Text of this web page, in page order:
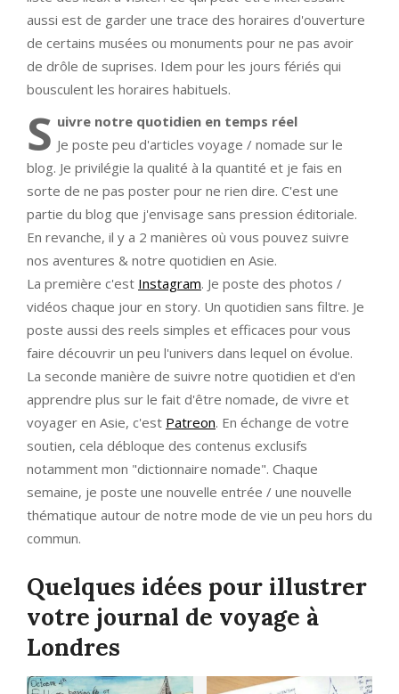
aussi est de garder une trace des horaires d'ouverture
de certains musées ou monuments pour ne pas avoir
de drôle de suprises. Idem pour les jours fériés qui
bousculent les horaires habituels.
S uivre notre quotidien en temps réel
Je poste peu d'articles voyage / nomade sur le
blog. Je privilégie la qualité à la quantité et je fais en
sorte de ne pas poster pour ne rien dire. C'est une
partie du blog que j'envisage sans pression éditoriale.
En revanche, il y a 2 manières où vous pouvez suivre
nos aventures & notre quotidien en Asie.
La première c'est Instagram. Je poste des photos /
vidéos chaque jour en story. Un quotidien sans filtre. Je
poste aussi des reels simples et efficaces pour vous
faire découvrir un peu l'univers dans lequel on évolue.
La seconde manière de suivre notre quotidien et d'en
apprendre plus sur le fait d'être nomade, de vivre et
voyager en Asie, c'est Patreon. En échange de votre
soutien, cela débloque des contenus exclusifs
notamment mon "dictionnaire nomade". Chaque
semaine, je poste une nouvelle entrée / une nouvelle
thématique autour de notre mode de vie un peu hors du
commun.
Quelques idées pour illustrer
votre journal de voyage à
Londres